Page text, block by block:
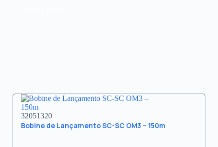
32051320
Bobine de Lançamento SC-SC OM3 – 150m